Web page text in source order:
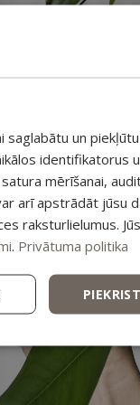
Sadarbības
un
identifikatorus
mērīšanai,
arī apstrādāt jūsu
raksturlielumus.
. Privātuma politika